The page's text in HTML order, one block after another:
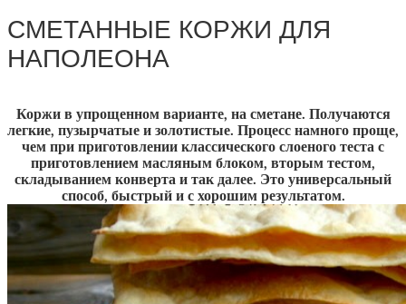
СМЕТАННЫЕ КОРЖИ ДЛЯ
НАПОЛЕОНА
Коржи в упрощенном варианте, на сметане. Получаются
легкие, пузырчатые и золотистые. Процесс намного проще,
чем при приготовлении классического слоеного теста с
приготовлением масляным блоком, вторым тестом,
складыванием конверта и так далее. Это универсальный
способ, быстрый и с хорошим результатом.